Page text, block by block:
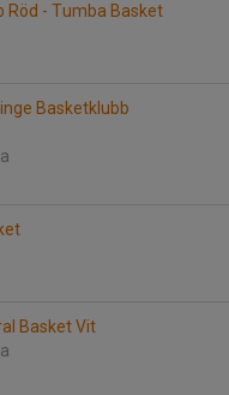
Röd - Tumba Basket
Basketklubb
Basket Vit